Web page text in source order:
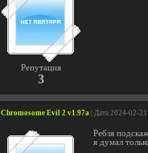
Репутация
3
Chromosome Evil 2 v1.97a | Дата 2024-02-
Ребзя
я думал